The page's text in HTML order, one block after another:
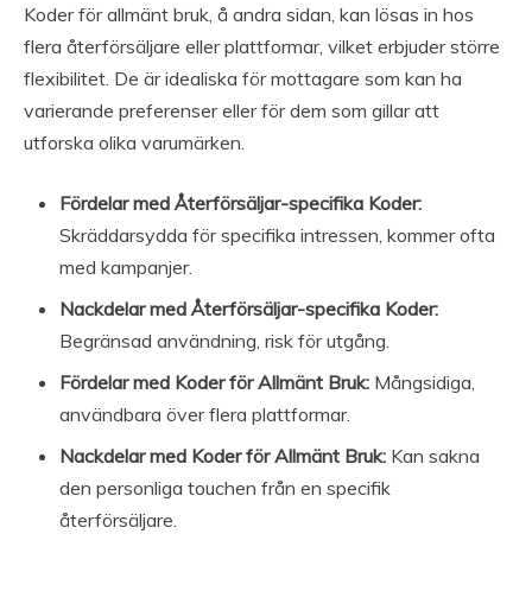
Koder för allmänt bruk, å andra sidan, kan lösas in hos
flera återförsäljare eller plattformar, vilket erbjuder större
flexibilitet. De är idealiska för mottagare som kan ha
varierande preferenser eller för dem som gillar att
utforska olika varumärken.
Fördelar med Återförsäljar-specifika Koder:
Skräddarsydda för specifika intressen, kommer ofta
med kampanjer.
Nackdelar med Återförsäljar-specifika Koder:
Begränsad användning, risk för utgång.
Fördelar med Koder för Allmänt Bruk: Mångsidiga,
användbara över flera plattformar.
Nackdelar med Koder för Allmänt Bruk: Kan sakna
den personliga touchen från en specifik
återförsäljare.